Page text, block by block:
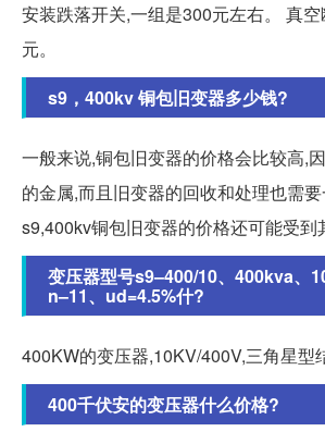
安装跌落开关,一组是300元左右。 真
元。
s9，400kv 铜包旧变器多少钱?
一般来说,铜包旧变器的价格会比较高,
的金属,而且旧变器的回收和处理也需
s9,400kv铜包旧变器的价格还可能受到
变压器型号s9–400/10、400kva、
n–11、ud=4.5%什?
400KW的变压器,10KV/400V,三角星型
400千伏安的变压器什么价格?